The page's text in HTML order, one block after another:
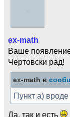
ex-math
Ваше
Чертовски рад!
ex-math в
Пункт а)
Да, так и есть